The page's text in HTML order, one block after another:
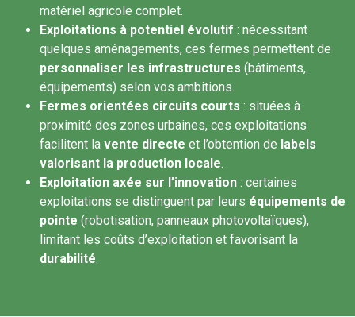
matériel agricole complet.
Exploitations à potentiel évolutif : nécessitant
quelques aménagements, ces fermes permettent de
personnaliser les infrastructures (bâtiments,
équipements) selon vos ambitions.
Fermes orientées circuits courts : situées à
proximité des zones urbaines, ces exploitations
facilitent la vente directe et l’obtention de labels
valorisant la production locale.
Exploitation axée sur l’innovation : certaines
exploitations se distinguent par leurs équipements de
pointe (robotisation, panneaux photovoltaïques),
limitant les coûts d’exploitation et favorisant la
durabilité.